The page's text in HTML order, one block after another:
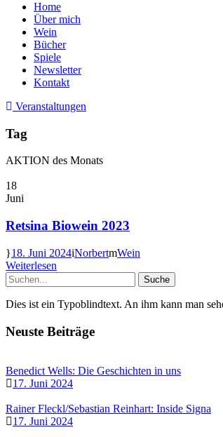
Home
Über mich
Wein
Bücher
Spiele
Newsletter
Kontakt
Veranstaltungen
Tag
AKTION des Monats
18
Juni
Retsina Biowein 2023
18. Juni 2024 Norbert
Wein
Weiterlesen
Dies ist ein Typoblindtext. An ihm kann man
Neuste Beiträge
Benedict Wells: Die Geschichten in uns
17. Juni 2024
Rainer Fleckl/Sebastian Reinhart: Inside Signa
17. Juni 2024